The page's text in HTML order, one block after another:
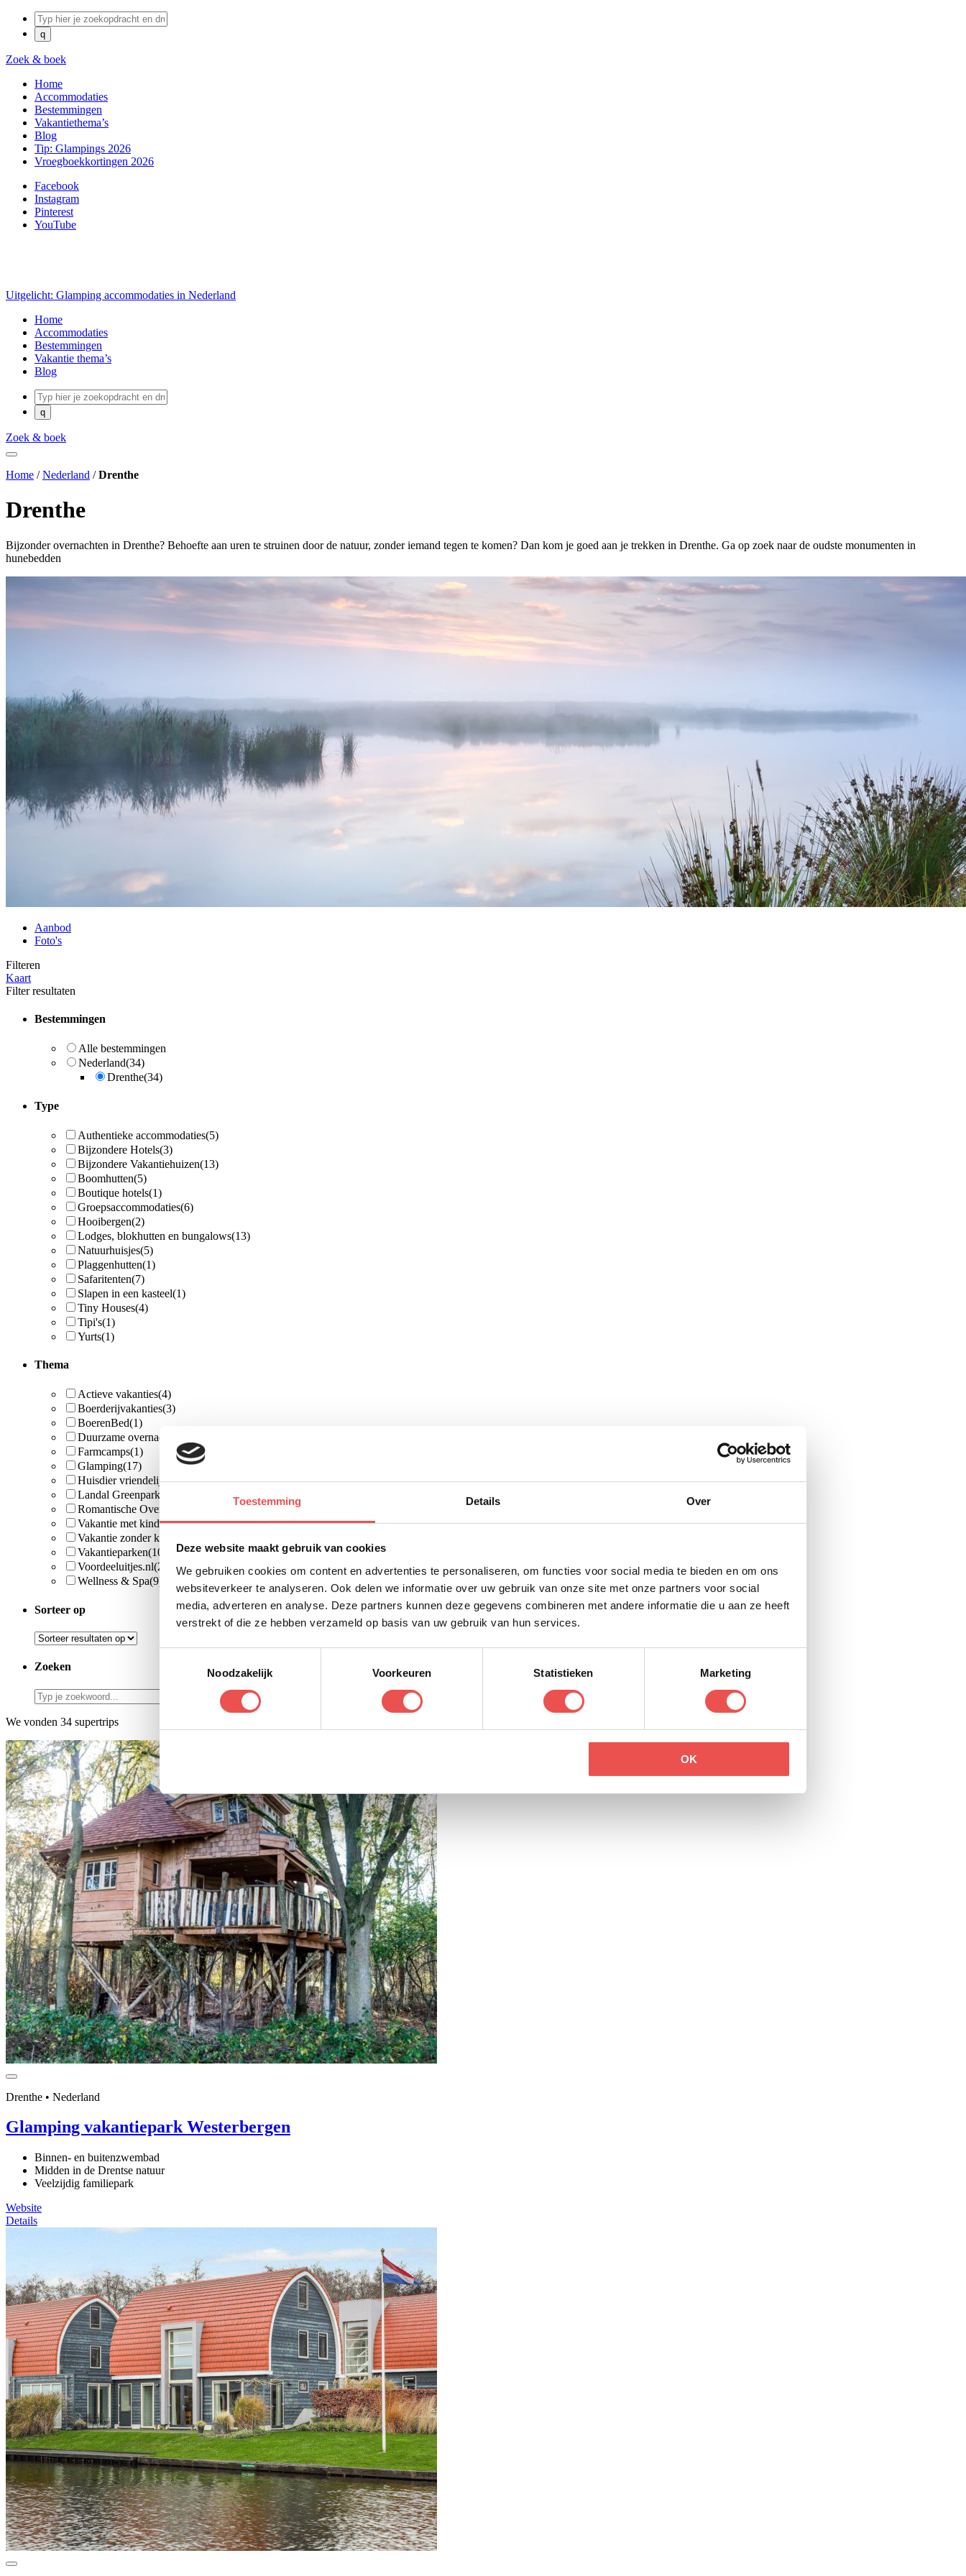
Toestemming Details Over
Deze website maakt gebruik van cookies
We gebruiken cookies om content en advertenties te personaliseren, om functies voor social media te bieden en om ons
websiteverkeer te analyseren. Ook delen we informatie over uw gebruik van onze site met onze partners voor social
media, adverteren en analyse. Deze partners kunnen deze gegevens combineren met andere informatie die u aan ze heeft
verstrekt of die ze hebben verzameld op basis van uw gebruik van hun services.
Noodzakelijk
Voorkeuren Statistieken Marketing
OK
Zoek & boek
Home
Accommodaties
Bestemmingen
Vakantiethema’s
Blog
Tip: Glampings 2026
Vroegboekkortingen 2026
Facebook
Instagram
Pinterest
YouTube
Uitgelicht: Glamping accommodaties in Nederland
Home
Accommodaties
Bestemmingen
Vakantie thema’s
Blog
Zoek & boek
Home /Nederland /Drenthe
Drenthe
Bijzonder overnachten in Drenthe? Behoefte aan uren te struinen door de natuur, zonder iemand tegen te komen? Dan kom je goed aan je trekken in Drenthe. Ga op zoek naar de oudste monumenten in
hunebedden
Aanbod
Foto's
Filteren
Kaart
Filter resultaten
Bestemmingen
Alle bestemmingen
Nederland(34)
Drenthe(34)
Type
Authentieke accommodaties(5)
Bijzondere Hotels(3)
Bijzondere Vakantiehuizen(13)
Boomhutten(5)
Boutique hotels(1)
Groepsaccommodaties(6)
Hooibergen(2)
Lodges, blokhutten en bungalows(13)
Natuurhuisjes(5)
Plaggenhutten(1)
Safaritenten(7)
Slapen in een kasteel(1)
Tiny Houses(4)
Tipi's(1)
Yurts(1)
Thema
Actieve vakanties(4)
Boerderijvakanties(3)
BoerenBed(1)
Duurzame overnachtingen
Farmcamps(1)
Glamping(17)
Huisdier vriendelijk(6)
Landal Greenparks
Romantische Overnachtingen
Vakantie met kinderen(24)
Vakantie zonder kinderen
Vakantieparken(10)
Voordeeluitjes.nl(2)
Wellness & Spa(9)
Sorteer op
Zoeken
We vonden 34 supertrips
Drenthe • Nederland
Glamping vakantiepark Westerbergen
Binnen- en buitenzwembad
Midden in de Drentse natuur
Veelzijdig familiepark
Website
Details